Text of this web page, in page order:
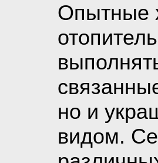
Опытные
но и
видом.